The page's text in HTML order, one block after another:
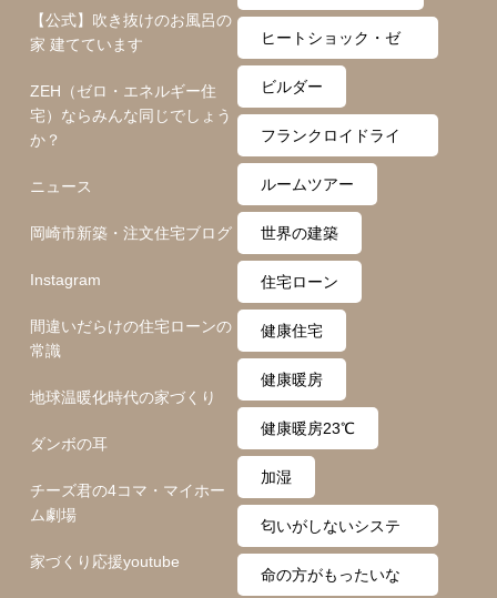
【公式】吹き抜けのお風呂の
家 建てています
ZEH（ゼロ・エネルギー住
宅）ならみんな同じでしょう
か？
ニュース
岡崎市新築・注文住宅ブログ
Instagram
間違いだらけの住宅ローンの
常識
地球温暖化時代の家づくり
ダンボの耳
チーズ君の4コマ・マイホー
ム劇場
家づくり応援youtube
ヒートショック・ゼ
ロ月間
ビルダー
フランクロイドライ
ト
ルームツアー
世界の建築
住宅ローン
健康住宅
健康暖房
健康暖房23℃
加湿
匂いがしないシステ
ム
命の方がもったいな